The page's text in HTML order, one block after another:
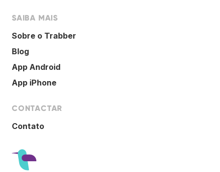
SAIBA MAIS
Sobre o Trabber
Blog
App Android
App iPhone
CONTACTAR
Contato